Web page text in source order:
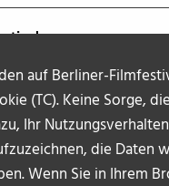
auf Berliner-
(TC). Keine Sorge,
Ihr
die Daten
Wenn Sie in Ihrem